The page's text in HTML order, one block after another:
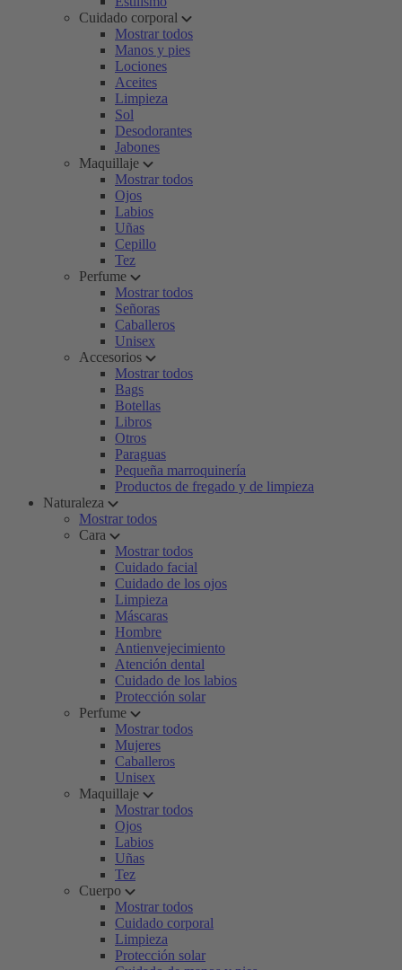
Cuidado corporal
Mostrar todos
Manos y pies
Lociones
Aceites
Limpieza
Sol
Desodorantes
Jabones
Maquillaje
Mostrar todos
Ojos
Labios
Uñas
Cepillo
Tez
Perfume
Mostrar todos
Señoras
Caballeros
Unisex
Accesorios
Mostrar todos
Bags
Botellas
Libros
Otros
Paraguas
Pequeña marroquinería
Productos de fregado y de limpieza
Naturaleza
Mostrar todos
Cara
Mostrar todos
Cuidado facial
Cuidado de los ojos
Limpieza
Máscaras
Hombre
Antienvejecimiento
Atención dental
Cuidado de los labios
Protección solar
Perfume
Mostrar todos
Mujeres
Caballeros
Unisex
Maquillaje
Mostrar todos
Ojos
Labios
Uñas
Tez
Cuerpo
Mostrar todos
Cuidado corporal
Limpieza
Protección solar